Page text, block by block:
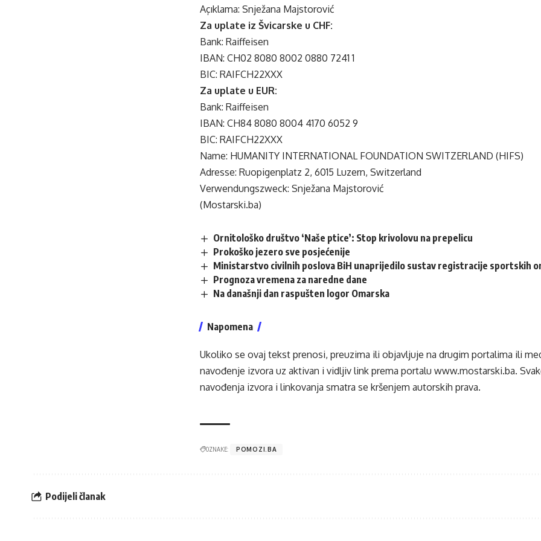
Açıklama: Snježana Majstorović
Za uplate iz Švicarske u CHF:
Bank: Raiffeisen
IBAN: CH02 8080 8002 0880 7241 1
BIC: RAIFCH22XXX
Za uplate u EUR:
Bank: Raiffeisen
IBAN: CH84 8080 8004 4170 6052 9
BIC: RAIFCH22XXX
Name: HUMANITY INTERNATIONAL FOUNDATION SWITZERLAND (HIFS)
Adresse: Ruopigenplatz 2, 6015 Luzern, Switzerland
Verwendungszweck: Snježana Majstorović
(Mostarski.ba)
Ornitološko društvo ‘Naše ptice’: Stop krivolovu na prepelicu
Prokoško jezero sve posjećenije
Ministarstvo civilnih poslova BiH unaprijedilo sustav registracije sportskih
Prognoza vremena za naredne dane
Na današnji dan raspušten logor Omarska
Napomena
Ukoliko se ovaj tekst prenosi, preuzima ili objavljuje na drugim portalima ili
navođenje izvora uz aktivan i vidljiv link prema portalu www.mostarski.ba.
navođenja izvora i linkovanja smatra se kršenjem autorskih prava.
OZNAKE: POMOZI.BA
Podijeli članak